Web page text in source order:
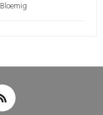
Bloemig